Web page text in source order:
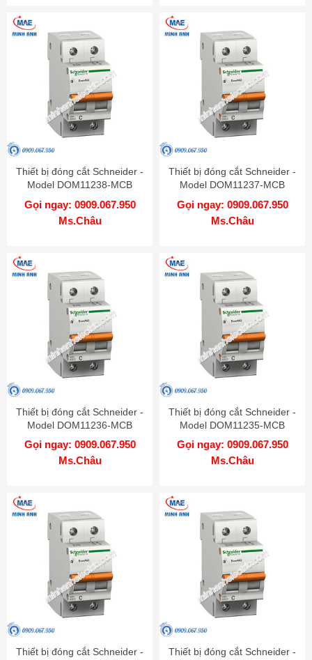
Thiết bị đóng cắt Schneider -
Model DOM11238-MCB
Gọi ngay: 0909.067.950
Ms.Châu
Thiết bị đóng cắt Schneider -
Model DOM11237-MCB
Gọi ngay: 0909.067.950
Ms.Châu
Thiết bị đóng cắt Schneider -
Model DOM11236-MCB
Gọi ngay: 0909.067.950
Ms.Châu
Thiết bị đóng cắt Schneider -
Model DOM11235-MCB
Gọi ngay: 0909.067.950
Ms.Châu
Thiết bị đóng cắt Schneider -
Thiết bị đóng cắt Schneider -